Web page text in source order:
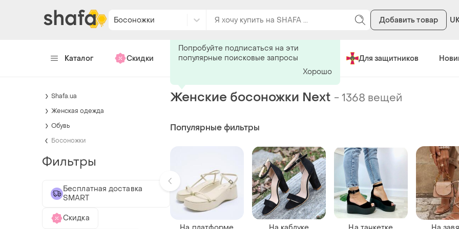
Босоножки Добавить товар
Каталог Скидки Хендмейд Сделано в Украине Для защитников
Женские босоножки Next -1368 вещей
Популярные фильтры
Попробуйте подписаться на эти
популярные поисковые запросы
Хорошо
Shafa.ua
Женская одежда
Обувь
Босоножки
Фильтры
Бесплатная доставка
SMART
Скидка